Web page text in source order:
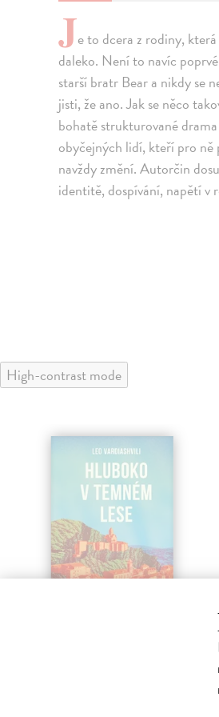
Je to dcera z rodiny,
daleko. Není to navíc
starší bratr Bear a nikdy se
jisti, že ano. Jak se něco
bohatě strukturované
obyčejných lidí, kteří pro ně
navždy změní. Autorčin
identitě, dospívání, napětí v
High-contrast mode